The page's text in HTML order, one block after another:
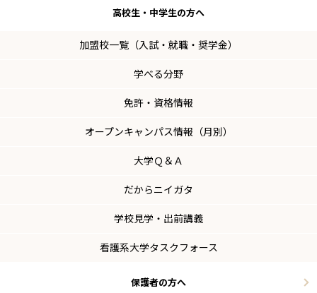
高校生・ 中学生の方へ
加盟校一覧（入試・就職・奨学金）
学べる分野
免許・資格情報
オープンキャンパス情報（月別）
大学Ｑ＆Ａ
だからニイガタ
学校見学・出前講義
看護系大学タスクフォース
保護者の方へ